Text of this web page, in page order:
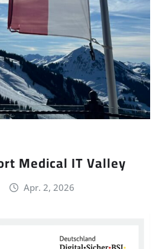
Medical IT Valley
Apr. 2, 2026